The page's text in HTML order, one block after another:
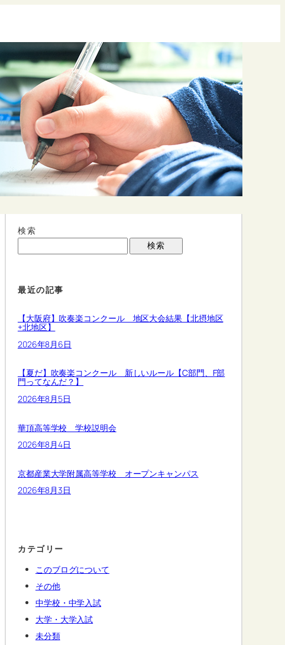
検索
検索
最近の記事
【大阪府】吹奏楽コンクール 地区大会結果【北摂地区
+北地区】
2026年8月6日
【夏だ】吹奏楽コンクール 新しいルール【C部門、F部
門ってなんだ？】
2026年8月5日
華頂高等学校 学校説明会
2026年8月4日
京都産業大学附属高等学校 オープンキャンパス
2026年8月3日
カテゴリー
このブログについて
その他
中学校・中学入試
大学・大学入試
未分類